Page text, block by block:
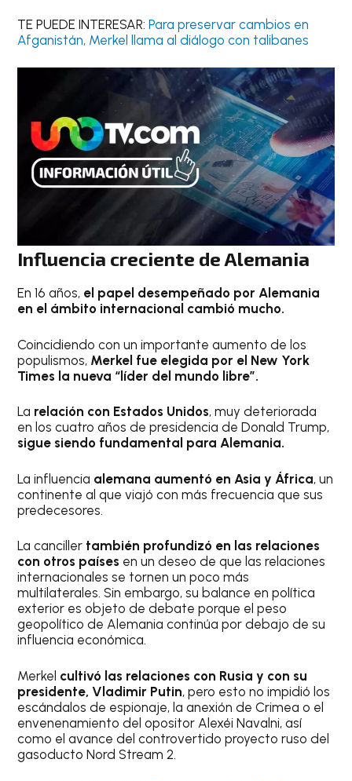
TE PUEDE INTERESAR:Para preservar cambios en
Afganistán, Merkel llama al diálogo con talibanes
Influencia creciente de Alemania
En 16 años, el papel desempeñado por Alemania
en el ámbito internacional cambió mucho.
Coincidiendo con un importante aumento de los
populismos, Merkel fue elegida por el New York
Times la nueva “líder del mundo libre”.
La relación con Estados Unidos, muy deteriorada
en los cuatro años de presidencia de Donald Trump,
sigue siendo fundamental para Alemania.
La influencia alemana aumentó en Asia y África, un
continente al que viajó con más frecuencia que sus
predecesores.
La canciller también profundizó en las relaciones
con otros países en un deseo de que las relaciones
internacionales se tornen un poco más
multilaterales. Sin embargo, su balance en política
exterior es objeto de debate porque el peso
geopolítico de Alemania continúa por debajo de su
influencia económica.
Merkel cultivó las relaciones con Rusia y con su
presidente, Vladimir Putin, pero esto no impidió los
escándalos de espionaje, la anexión de Crimea o el
envenenamiento del opositor Alexéi Navalni, así
como el avance del controvertido proyecto ruso del
gasoducto Nord Stream 2.